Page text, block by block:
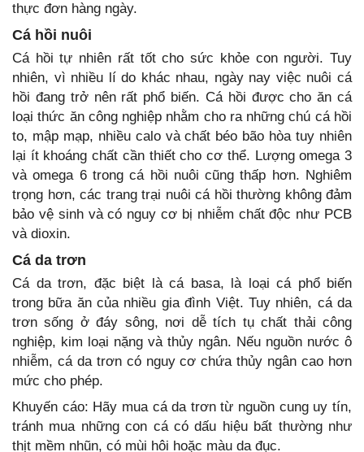
thực đơn hàng ngày.
Cá hồi nuôi
Cá hồi tự nhiên rất tốt cho sức khỏe con người. Tuy
nhiên, vì nhiều lí do khác nhau, ngày nay việc nuôi cá
hồi đang trở nên rất phổ biến. Cá hồi được cho ăn cá
loại thức ăn công nghiệp nhằm cho ra những chú cá hồi
to, mập mạp, nhiều calo và chất béo bão hòa tuy nhiên
lại ít khoáng chất cần thiết cho cơ thể. Lượng omega 3
và omega 6 trong cá hồi nuôi cũng thấp hơn. Nghiêm
trọng hơn, các trang trại nuôi cá hồi thường không đảm
bảo vệ sinh và có nguy cơ bị nhiễm chất độc như PCB
và dioxin.
Cá da trơn
Cá da trơn, đặc biệt là cá basa, là loại cá phổ biến
trong bữa ăn của nhiều gia đình Việt. Tuy nhiên, cá da
trơn sống ở đáy sông, nơi dễ tích tụ chất thải công
nghiệp, kim loại nặng và thủy ngân. Nếu nguồn nước ô
nhiễm, cá da trơn có nguy cơ chứa thủy ngân cao hơn
mức cho phép.
Khuyến cáo: Hãy mua cá da trơn từ nguồn cung uy tín,
tránh mua những con cá có dấu hiệu bất thường như
thịt mềm nhũn, có mùi hôi hoặc màu da đục.